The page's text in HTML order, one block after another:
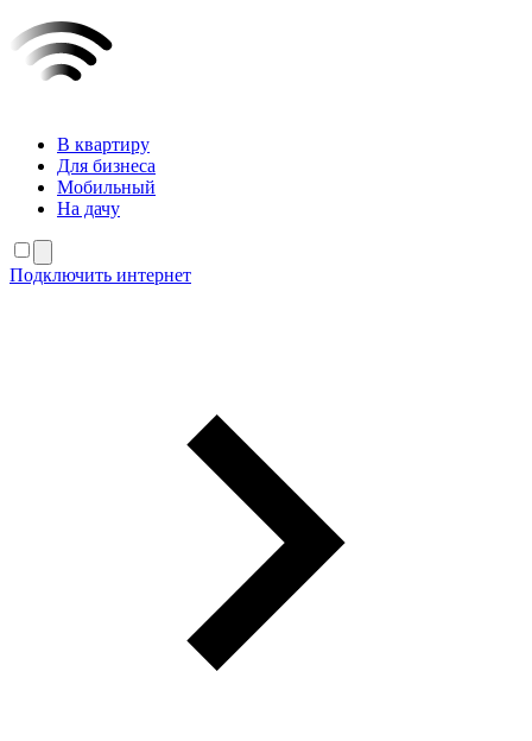
В квартиру
Для бизнеса
Мобильный
На дачу
Подключить интернет